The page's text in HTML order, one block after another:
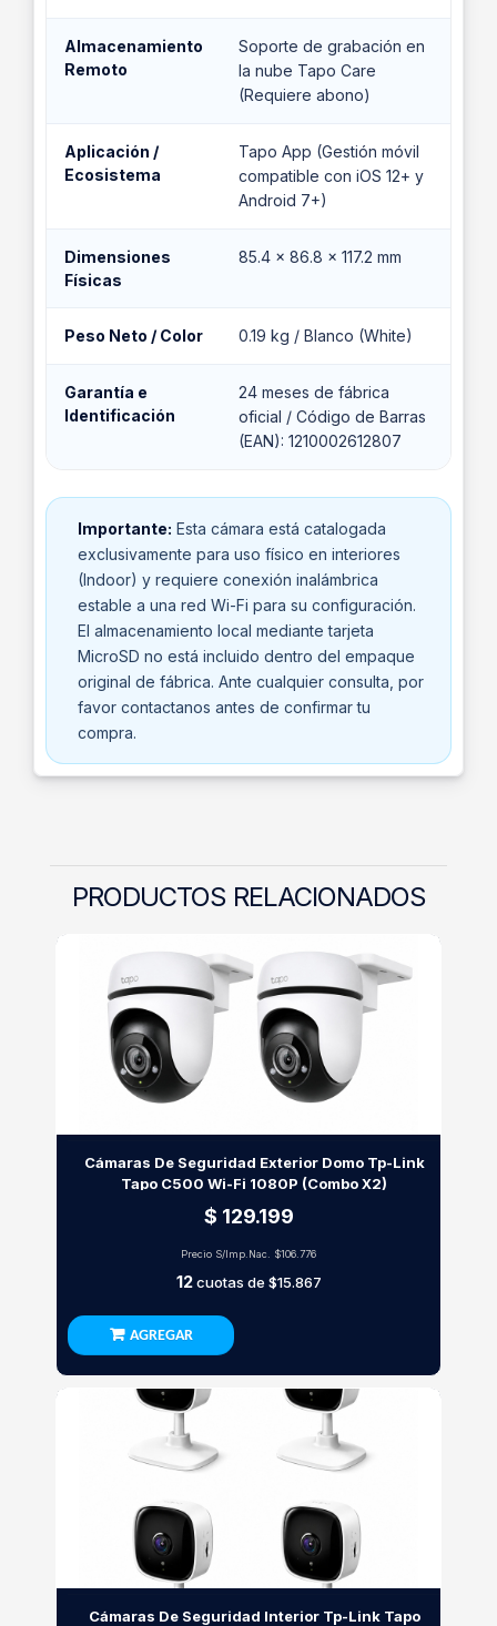
Almacenamiento
Remoto
Soporte de grabación en
la nube Tapo Care
(Requiere abono)
Aplicación /
Ecosistema
Tapo App (Gestión móvil
compatible con iOS 12+ y
Android 7+)
Dimensiones
Físicas
85.4 × 86.8 × 117.2 mm
Peso Neto / Color 0.19 kg / Blanco (White)
Garantía e
Identificación
24 meses de fábrica
oficial / Código de Barras
(EAN): 1210002612807
Importante: Esta cámara está catalogada
exclusivamente para uso físico en interiores
(Indoor) y requiere conexión inalámbrica
estable a una red Wi-Fi para su configuración.
El almacenamiento local mediante tarjeta
MicroSD no está incluido dentro del empaque
original de fábrica. Ante cualquier consulta, por
favor contactanos antes de confirmar tu
compra.
PRODUCTOS RELACIONADOS
Cámaras De Seguridad Exterior Domo Tp-Link
Tapo C500 Wi-Fi 1080P (Combo X2)
$ 129.199
Precio S/Imp.Nac. $106.776
12cuotas de $15.867
AGREGAR
Cámaras De Seguridad Interior Tp-Link Tapo